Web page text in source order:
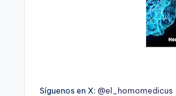
Síguenos en X: @el_homomedicus